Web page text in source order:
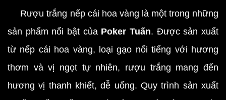
Rượu trắng nếp cái hoa vàng là một trong những
sản phẩm nổi bật của Poker Tuấn. Được sản xuất
từ nếp cái hoa vàng, loại gạo nổi tiếng với hương
thơm và vị ngọt tự nhiên, rượu trắng mang đến
hương vị thanh khiết, dễ uống. Quy trình sản xuất